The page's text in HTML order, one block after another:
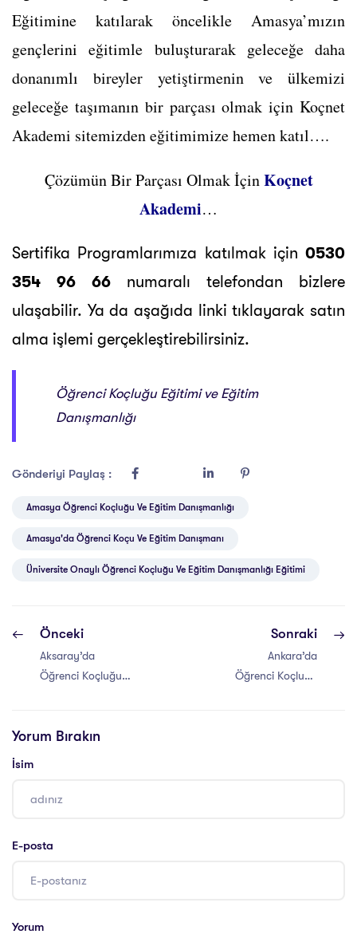
Eğitimine katılarak öncelikle Amasya’mızın
gençlerini eğitimle buluşturarak geleceğe daha
donanımlı bireyler yetiştirmenin ve ülkemizi
geleceğe taşımanın bir parçası olmak için Koçnet
Akademi sitemizden eğitimimize hemen katıl….
Çözümün Bir Parçası Olmak İçinKoçnet
Akademi…
Sertifika Programlarımıza katılmak için 0530
354 96 66 numaralı telefondan bizlere
ulaşabilir. Ya da aşağıda linki tıklayarak satın
alma işlemi gerçekleştirebilirsiniz.
Öğrenci Koçluğu Eğitimi ve Eğitim
Danışmanlığı
Gönderiyi Paylaş :
Amasya Öğrenci Koçluğu Ve Eğitim Danışmanlığı
Amasya'da Öğrenci Koçu Ve Eğitim Danışmanı
Üniversite Onaylı Öğrenci Koçluğu Ve Eğitim Danışmanlığı Eğitimi
Önceki
Aksaray’da
Öğrenci Koçluğu
Sonraki
Ankara’da
Öğrenci Koçluğu
Yorum Bırakın
İsim
E-posta
Yorum